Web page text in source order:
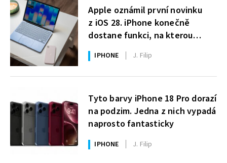
Apple oznámil první novinku
z iOS 28. iPhone konečně
dostane funkci, na kterou
uživatelé Windows čekají roky
IPHONE J. Filip
Tyto barvy iPhone 18 Pro dorazí
na podzim. Jedna z nich vypadá
naprosto fantasticky
IPHONE J. Filip